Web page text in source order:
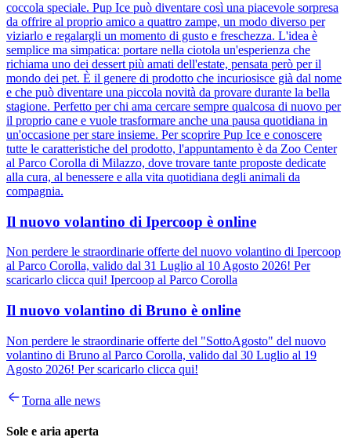
coccola speciale. Pup Ice può diventare così una piacevole sorpresa
da offrire al proprio amico a quattro zampe, un modo diverso per
viziarlo e regalargli un momento di gusto e freschezza. L'idea è
semplice ma simpatica: portare nella ciotola un'esperienza che
richiama uno dei dessert più amati dell'estate, pensata però per il
mondo dei pet. È il genere di prodotto che incuriosisce già dal nome
e che può diventare una piccola novità da provare durante la bella
stagione. Perfetto per chi ama cercare sempre qualcosa di nuovo per
il proprio cane e vuole trasformare anche una pausa quotidiana in
un'occasione per stare insieme. Per scoprire Pup Ice e conoscere
tutte le caratteristiche del prodotto, l'appuntamento è da Zoo Center
al Parco Corolla di Milazzo, dove trovare tante proposte dedicate
alla cura, al benessere e alla vita quotidiana degli animali da
compagnia.
Il nuovo volantino di Ipercoop è online
Non perdere le straordinarie offerte del nuovo volantino di Ipercoop
al Parco Corolla, valido dal 31 Luglio al 10 Agosto 2026! Per
scaricarlo clicca qui! Ipercoop al Parco Corolla
Il nuovo volantino di Bruno è online
Non perdere le straordinarie offerte del "SottoAgosto" del nuovo
volantino di Bruno al Parco Corolla, valido dal 30 Luglio al 19
Agosto 2026! Per scaricarlo clicca qui!
Torna alle news
Sole e aria aperta